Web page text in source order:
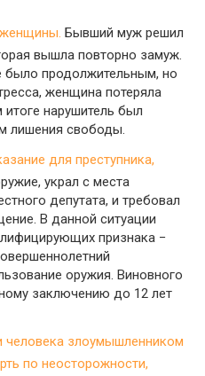
Бывший муж решил
вышла повторно замуж.
было продолжительным, но
женщина потеряла
нарушитель был
лишения свободы.
для преступника,
украл с места
депутата, и требовал
В данной ситуации
признака −
оружия. Виновного
заключению до 12 лет
человека злоумышленником
по неосторожности,